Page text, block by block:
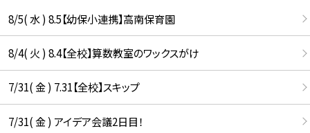
8/5( 水 ) 8.5【幼保小連携】高南保育園
8/4( 火 ) 8.4【全校】算数教室のワックスがけ
7/31( 金 ) 7.31【全校】スキップ
7/31( 金 ) アイデア会議2日目！